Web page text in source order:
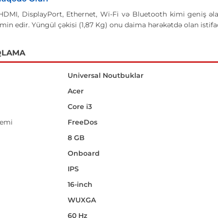
DisplayPort, Ethernet, Wi-Fi və Bluetooth kimi geniş
edir. Yüngül çəkisi (1,87 Kg) onu daima hərəkətdə olan
Universal Noutbuklar
Acer
Core i3
FreeDos
8 GB
Onboard
IPS
16-inch
WUXGA
60 Hz